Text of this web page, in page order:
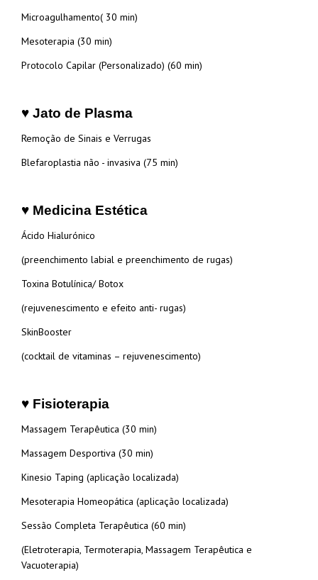
Microagulhamento( 30 min)
Mesoterapia (30 min)
Protocolo Capilar (Personalizado) (60 min)
♥ Jato de Plasma
Remoção de Sinais e Verrugas
Blefaroplastia não - invasiva (75 min)
♥ Medicina Estética
Ácido Hialurónico
(preenchimento labial e preenchimento de rugas)
Toxina Botulínica/ Botox
(rejuvenescimento e efeito anti- rugas)
SkinBooster
(cocktail de vitaminas – rejuvenescimento)
♥ Fisioterapia
Massagem Terapêutica (30 min)
Massagem Desportiva (30 min)
Kinesio Taping (aplicação localizada)
Mesoterapia Homeopática (aplicação localizada)
Sessão Completa Terapêutica (60 min)
(Eletroterapia, Termoterapia, Massagem Terapêutica e
Vacuoterapia)